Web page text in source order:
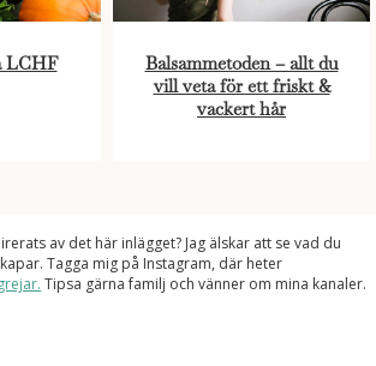
LCHF
Balsammetoden – allt du
vill veta för ett friskt &
vackert hår
av det här inlägget? Jag älskar att se vad du
Tagga mig på Instagram, där heter
Tipsa gärna familj och vänner om mina kanaler.